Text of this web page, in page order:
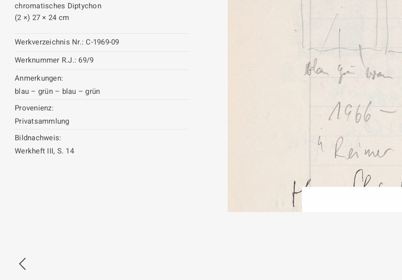
chromatisches Diptychon
(2 ×) 27 × 24 cm
Werkverzeichnis Nr.: C-1969-09
Werknummer R.J.: 69/9
Anmerkungen:
blau – grün – blau – grün
Provenienz:
Privatsammlung
Bildnachweis:
Werkheft III, S. 14